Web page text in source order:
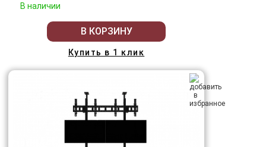
В наличии
В КОРЗИНУ
Купить в 1 клик